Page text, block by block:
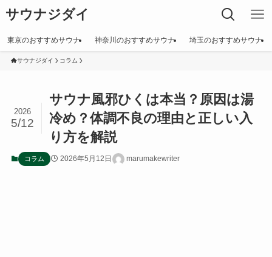
サウナジダイ
東京のおすすめサウナ 神奈川のおすすめサウナ 埼玉のおすすめサウナ
サウナジダイ コラム
サウナ風邪ひくは本当？原因は湯
冷め？体調不良の理由と正しい入
り方を解説
2026
5/12
コラム 2026年5月12日 marumakewriter